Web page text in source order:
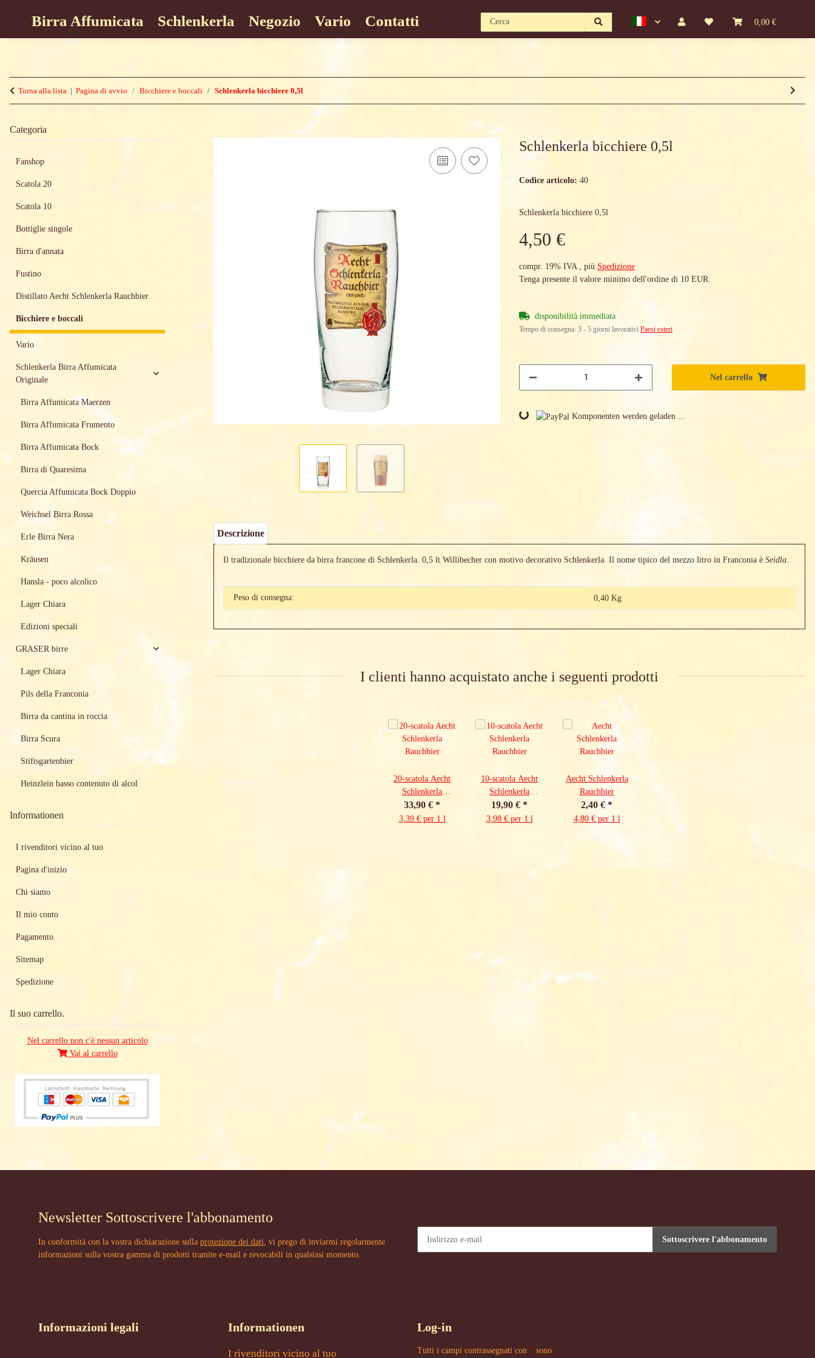
0,00 €
Birra Affumicata Schlenkerla Negozio Vario Contatti
Torna alla lista Pagina di avvio Bicchiere e boccali Schlenkerla bicchiere 0,5l
Schlenkerla bicchiere 0,5l
Codice articolo: 40
Schlenkerla bicchiere 0,5l
4,50 €
compr. 19% IVA , più Spedizione
Tenga presente il valore minimo dell'ordine di 10 EUR.
disponibilità immediata
Tempo di consegna: 3 - 5 giorni lavorativi Paesi esteri
Nel carrello
Loading... Komponenten werden geladen ...
Descrizione
Il tradizionale bicchiere da birra francone di Schlenkerla. 0,5 lt Willibecher con motivo decorativo Schlenkerla. Il nome tipico del mezzo litro in Franconia è Seidla
#productDetails.itemInformation#
#productDetails.itemValue#
Peso di consegna: 0,40 Kg
I clienti hanno acquistato anche i seguenti prodotti
20-scatola Aecht
Schlenkerla
Rauchbier
33,90 € *
3,39 € per 1 l
10-scatola Aecht
Schlenkerla
Rauchbier
19,90 € *
3,98 € per 1 l
Aecht Schlenkerla
Rauchbier
2,40 € *
4,80 € per 1 l
Categoria
Fanshop
Scatola 20
Scatola 10
Bottiglie singole
Birra d'annata
Fustino
Distillato Aecht Schlenkerla Rauchbier
Bicchiere e boccali
Vario
Schlenkerla Birra Affumicata
Originale
Birra Affumicata Maerzen
Birra Affumicata Frumento
Birra Affumicata Bock
Birra di Quaresima
Quercia Affumicata Bock Doppio
Weichsel Birra Rossa
Erle Birra Nera
Kräusen
Hansla - poco alcolico
Lager Chiara
Edizioni speciali
GRASER birre
Lager Chiara
Pils della Franconia
Birra da cantina in roccia
Birra Scura
Stiftsgartenbier
Heinzlein basso contenuto di alcol
Informationen
I rivenditori vicino al tuo
Pagina d'inizio
Chi siamo
Il mio conto
Pagamento
Sitemap
Spedizione
Il suo carrello.
Nel carrello non c'è nessun articolo
Vai al carrello
Newsletter Sottoscrivere l'abbonamento
In conformità con la vostra dichiarazione sulla protezione dei dati , vi prego di inviarmi regolarmente
informazioni sulla vostra gamma di prodotti tramite e-mail e revocabili in qualsiasi momento.
Sottoscrivere l'abbonamento
Informazioni legali Informationen
I rivenditori vicino al tuo
Log-in
Tutti i campi contrassegnati con * sono